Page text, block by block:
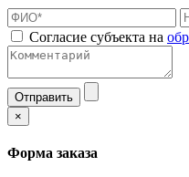
Согласие субъекта на
Отправить
×
Форма заказа